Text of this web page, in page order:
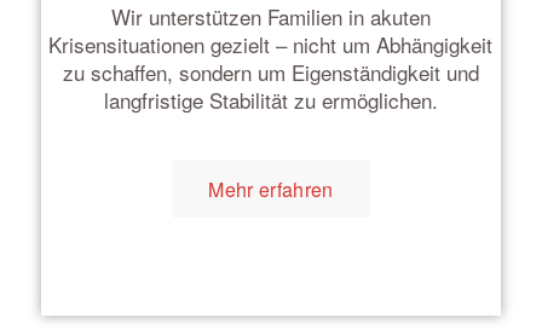
Wir unterstützen Familien in akuten
Krisensituationen gezielt – nicht um Abhängigkeit
zu schaffen, sondern um Eigenständigkeit und
langfristige Stabilität zu ermöglichen.
Mehr erfahren